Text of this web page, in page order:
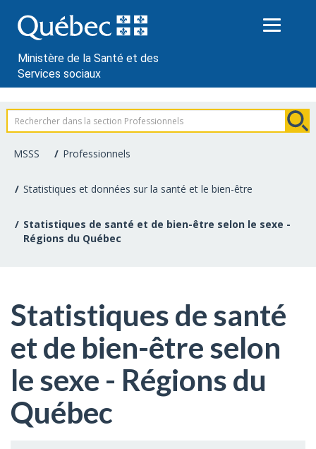
au
contenu
Ministère de la Santé et des
Services sociaux
Information
pour
les
professionnels
de
santé
MSSS Professionnels
Statistiques et données sur la santé et le bien-être
Statistiques de santé et de bien-être selon le sexe -
Régions du Québec
Statistiques de santé
et de bien-être selon
le sexe - Régions du
Québec